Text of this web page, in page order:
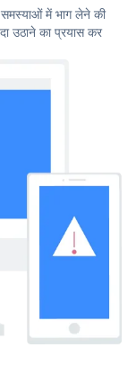
में भाग लेने की
उठाने का प्रयास कर